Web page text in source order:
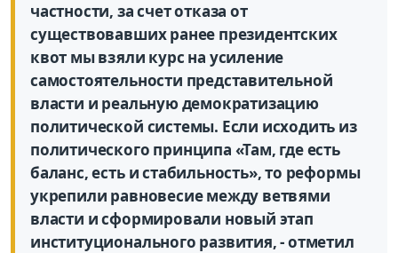
частности, за счет отказа от
существовавших ранее президентских
квот мы взяли курс на усиление
самостоятельности представительной
власти и реальную демократизацию
политической системы. Если исходить из
политического принципа «Там, где есть
баланс, есть и стабильность», то реформы
укрепили равновесие между ветвями
власти и сформировали новый этап
институционального развития, - отметил